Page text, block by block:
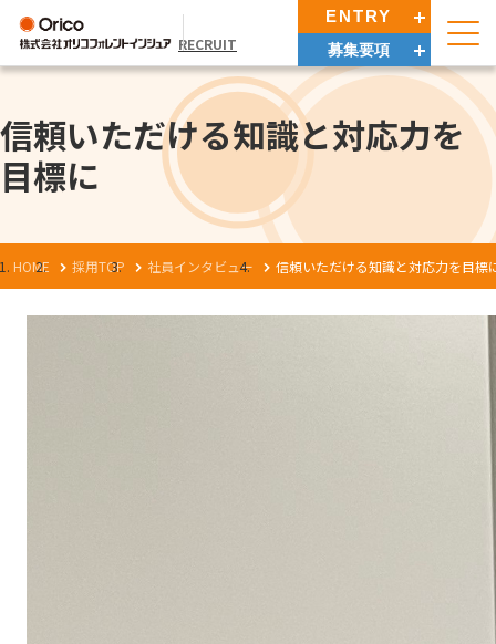
RECRUIT
ENTRY
募集要項
信頼いただける知識と対応力を
目標に
HOME 採用TOP 社員インタビュー 信頼いただける知識と対応力を目標